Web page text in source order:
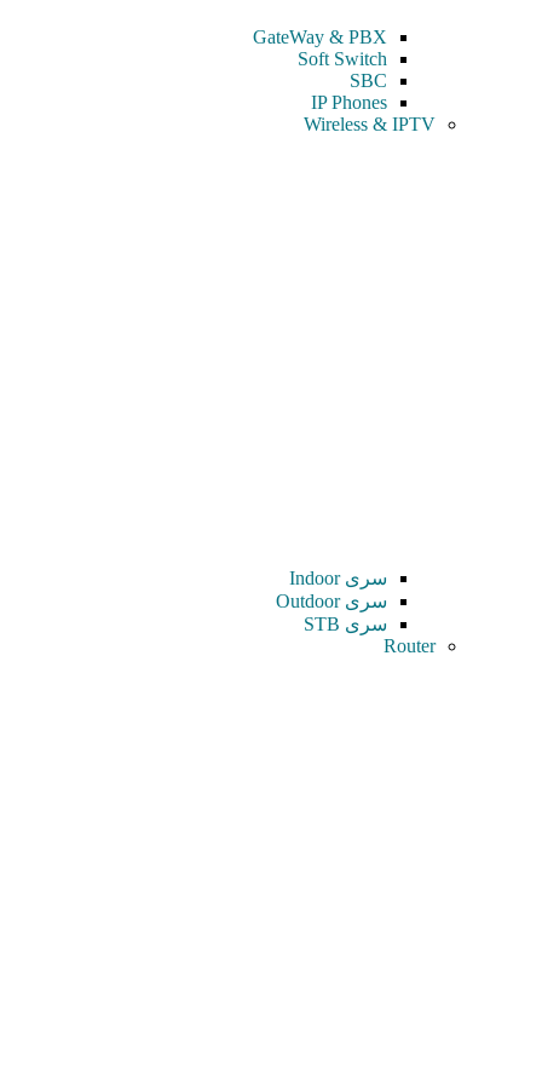
GateWay & PBX
Soft Switch
SBC
IP Phones
Wireless & IPTV
سری Indoor
سری Outdoor
سری STB
Router